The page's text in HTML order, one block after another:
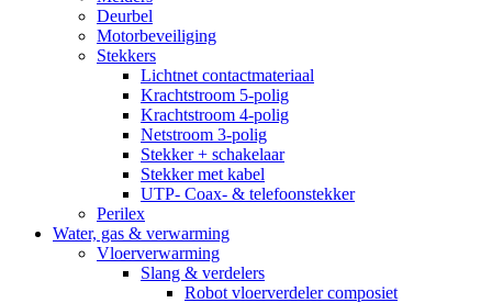
Deurbel
Motorbeveiliging
Stekkers
Lichtnet contactmateriaal
Krachtstroom 5-polig
Krachtstroom 4-polig
Netstroom 3-polig
Stekker + schakelaar
Stekker met kabel
UTP- Coax- & telefoonstekker
Perilex
Water, gas & verwarming
Vloerverwarming
Slang & verdelers
Robot vloerverdeler composiet